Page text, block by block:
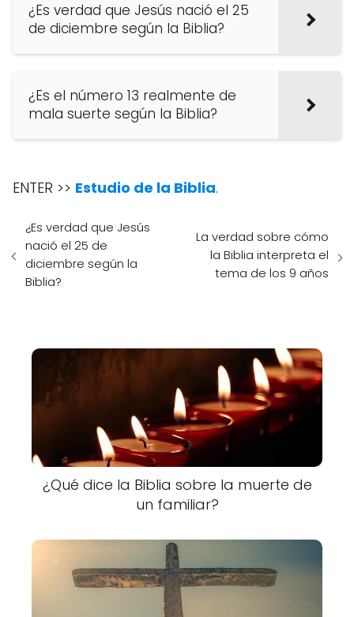
¿Es verdad que Jesús nació el 25
de diciembre según la Biblia?
¿Es el número 13 realmente de
mala suerte según la Biblia?
ENTER >> Estudio de la Biblia.
¿Es verdad que Jesús
nació el 25 de
diciembre según la
Biblia?
La verdad sobre cómo
la Biblia interpreta el
tema de los 9 años
¿Qué dice la Biblia sobre la muerte de
un familiar?